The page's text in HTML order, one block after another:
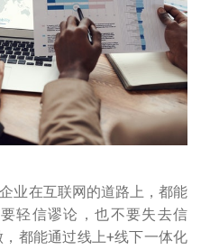
业在互联网的道路上，都能
轻信谬论，也不要失去信
都能通过线上+线下一体化